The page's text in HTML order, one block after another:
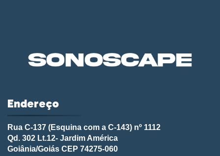
Endereço
Rua C-137 (Esquina com a C-143) nº 1112
Qd. 302 Lt.12- Jardim América
Goiânia/Goiás CEP 74275-060